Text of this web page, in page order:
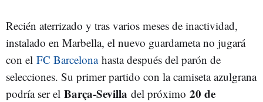
Recién aterrizado y tras varios meses de inactividad,
instalado en Marbella, el nuevo guardameta no jugará
con el FC Barcelonahasta después del parón de
selecciones. Su primer partido con la camiseta azulgrana
podría ser el Barça-Sevilla del próximo 20 de